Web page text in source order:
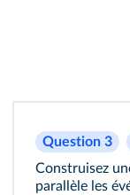
Question 3
Construisez
parallèle les